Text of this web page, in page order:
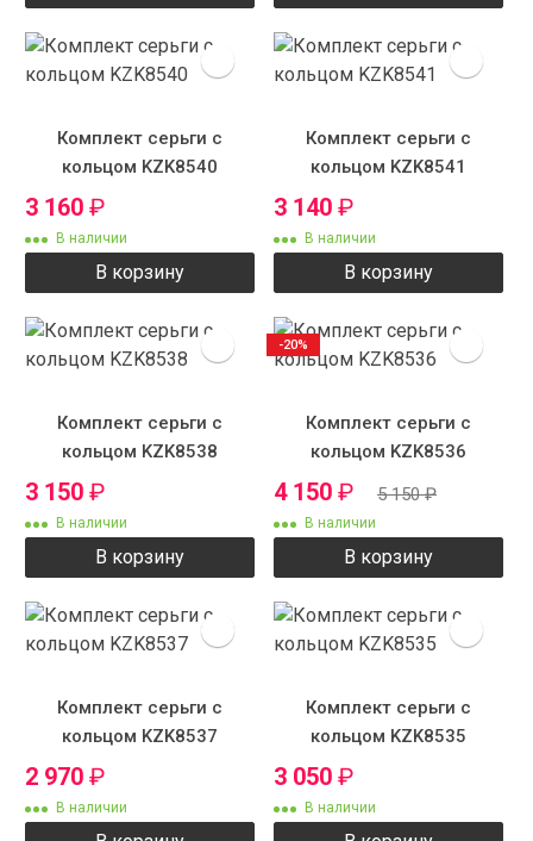
Комплект серьги с
кольцом KZK8540
3 160 ₽
В наличии
В корзину
Комплект серьги с
кольцом KZK8541
3 140 ₽
В наличии
В корзину
Комплект серьги с
кольцом KZK8538
3 150 ₽
В наличии
В корзину
Комплект серьги с
кольцом KZK8536
4 150 ₽ 5 150₽
В наличии
В корзину
-20%
Комплект серьги с
кольцом KZK8537
2 970 ₽
В наличии
Комплект серьги с
кольцом KZK8535
3 050 ₽
В наличии